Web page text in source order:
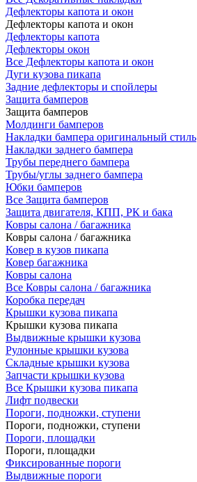
Дефлекторы капота и окон
Дефлекторы капота и окон
Дефлекторы капота
Дефлекторы окон
Все Дефлекторы капота и окон
Дуги кузова пикапа
Задние дефлекторы и спойлеры
Защита бамперов
Защита бамперов
Молдинги бамперов
Накладки бампера оригинальный стиль
Накладки заднего бампера
Трубы переднего бампера
Трубы/углы заднего бампера
Юбки бамперов
Все Защита бамперов
Защита двигателя, КПП, РК и бака
Ковры салона / багажника
Ковры салона / багажника
Ковер в кузов пикапа
Ковер багажника
Ковры салона
Все Ковры салона / багажника
Коробка передач
Крышки кузова пикапа
Крышки кузова пикапа
Выдвижные крышки кузова
Рулонные крышки кузова
Складные крышки кузова
Запчасти крышки кузова
Все Крышки кузова пикапа
Лифт подвески
Пороги, подножки, ступени
Пороги, подножки, ступени
Пороги, площадки
Пороги, площадки
Фиксированные пороги
Выдвижные пороги